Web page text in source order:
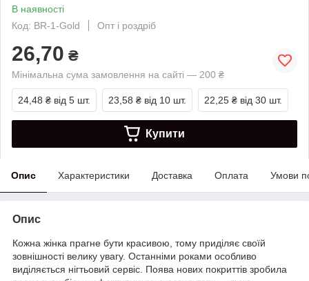
В наявності
Код: BR-1-Gold
Опт і роздріб
26,70 ₴
Мінімальна сума замовлення на сайті — 200 ₴
24,48 ₴ від 5 шт. 23,58 ₴ від 10 шт. 22,25 ₴ від 30 шт.
Купити
Опис Характеристики Доставка Оплата Умови
Опис
Кожна жінка прагне бути красивою, тому приділяє своїй
зовнішності велику увагу. Останніми роками особливо
виділяється нігтьовий сервіс. Поява нових покриттів зробила